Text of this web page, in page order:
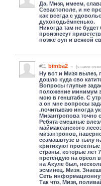
Да, Мизя, имеем,
Севастополе, и не
как всегда с
духоподьёмненько.
Никогда там не
произнесут
позже оун и всякой
#11 bimba2 (c нами
Ну вот и Мизя вылез,
дошло куда сво
Вопросы глупые
положение минимум
мою в генштабе. С
а он мне вопросы
.почитываю иногда
Мизантропова точно
Ребята смешные
маймаксанского
мизантропов,
сеамашвтузе в тылу
критикуют
страны, которые лет
претендую на ореол
на Акуле был,
эсминец. Мизя.
Сеть
Так что, Мизя,